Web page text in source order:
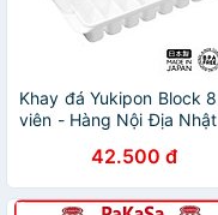
Khay đá Yukipon Block 8
viên - Hàng Nội Địa Nhật
42.500 đ